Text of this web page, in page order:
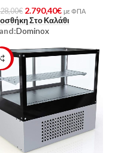
€ 2.790,40€ με ΦΠΑ
Στο Καλάθι
Dominox